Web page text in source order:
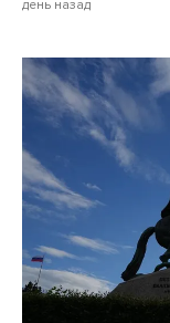
день назад